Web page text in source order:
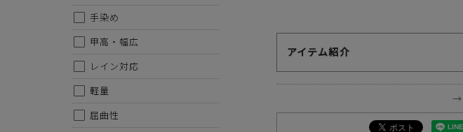
アイテム紹介
手染め
甲高・幅広
レイン対応
軽量
屈曲性